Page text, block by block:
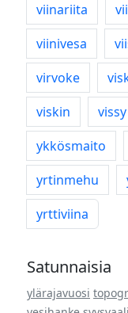
viinariita
viinivesa
virvoke
viskin
vissy
ykkösmaito
yrtinmehu
yrttiviina
Satunnaisia
ylärajavuosi